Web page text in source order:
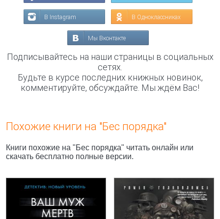
В Instagram В Одноклассниках
Мы Вконтакте
Подписывайтесь на наши страницы в социальных
сетях.
Будьте в курсе последних книжных новинок,
комментируйте, обсуждайте. Мы ждём Вас!
Похожие книги на "Бес порядка"
Книги похожие на "Бес порядка" читать онлайн или
скачать бесплатно полные версии.